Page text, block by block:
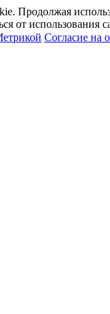
Продолжая
от использования
Согласие на